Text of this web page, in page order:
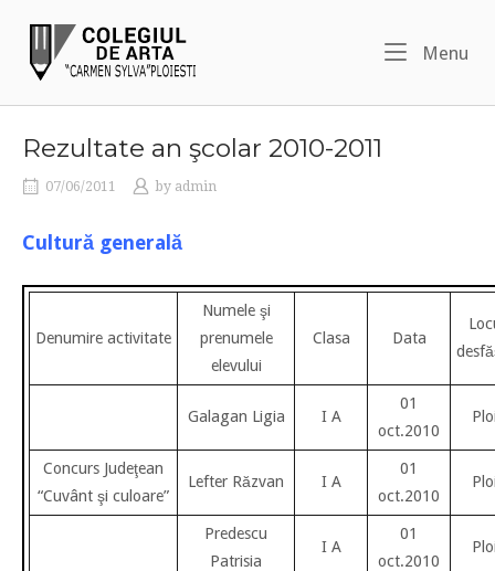
content
Menu
Rezultate an şcolar 2010-2011
07/06/2011 by admin
Cultură generală
Denumire activitate
Numele şi
prenumele
elevului
Clasa Data
Galagan Ligia I A
01
oct.2010
Concurs Judeţean
“Cuvânt şi culoare”
Lefter Răzvan I A
01
oct.2010
Predescu
Patrisia
I A
01
oct.2010